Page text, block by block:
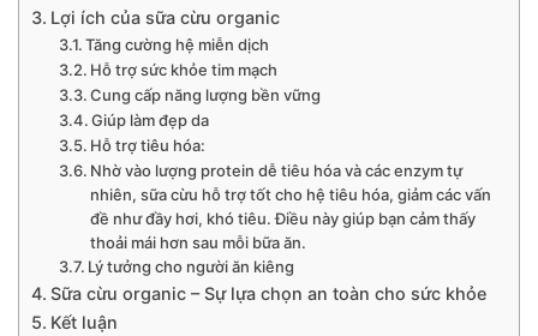
Lợi ích của sữa cừu organic
Tăng cường hệ miễn dịch
Hỗ trợ sức khỏe tim mạch
Cung cấp năng lượng bền vững
Giúp làm đẹp da
Hỗ trợ tiêu hóa:
Nhờ vào lượng protein dễ tiêu hóa và các enzym tự
nhiên, sữa cừu hỗ trợ tốt cho hệ tiêu hóa, giảm các vấn
đề như đầy hơi, khó tiêu. Điều này giúp bạn cảm thấy
thoải mái hơn sau mỗi bữa ăn.
Lý tưởng cho người ăn kiêng
Sữa cừu organic – Sự lựa chọn an toàn cho sức khỏe
Kết luận